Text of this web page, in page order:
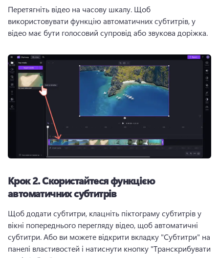
Перетягніть відео на часову шкалу. Щоб
використовувати функцію автоматичних субтитрів, у
відео має бути голосовий супровід або звукова доріжка.
Крок 2.Скористайтеся функцією
автоматичних субтитрів
Щоб додати субтитри, клацніть піктограму субтитрів у
вікні попереднього перегляду відео, щоб автоматичні
субтитри.
панелі властивостей і натиснути кнопку "Транскрибувати